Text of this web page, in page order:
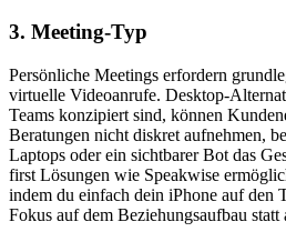
3. Meeting-Typ
Persönliche Meetings erfordern
virtuelle Videoanrufe. Desktop-
Teams konzipiert sind, können
Beratungen nicht diskret aufnehmen,
Laptops oder ein sichtbarer Bot das
first Lösungen wie Speakwise
indem du einfach dein iPhone auf den
Fokus auf dem Beziehungsaufbau